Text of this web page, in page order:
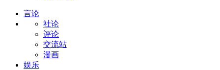
言论
社论
评论
交流站
漫画
娱乐